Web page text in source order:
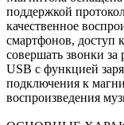
поддержкой
качественное
смартфонов, доступ
совершать звонки
USB с функцией
подключения к
воспроизведения